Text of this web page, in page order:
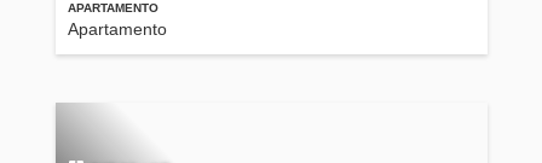
APARTAMENTO
Apartamento